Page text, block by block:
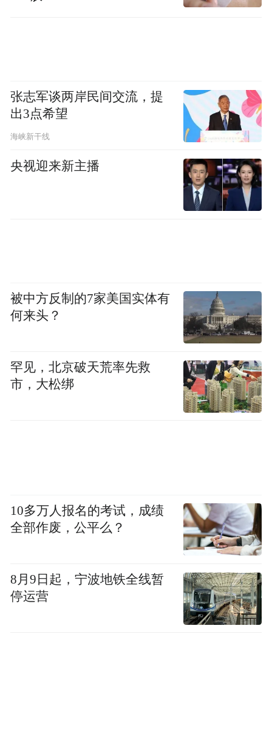
张志军谈两岸民间交流，提
出3点希望
海峡新干线
央视迎来新主播
被中方反制的7家美国实体有
何来头？
罕见，北京破天荒率先救
市，大松绑
10多万人报名的考试，成绩
全部作废，公平么？
8月9日起，宁波地铁全线暂
停运营